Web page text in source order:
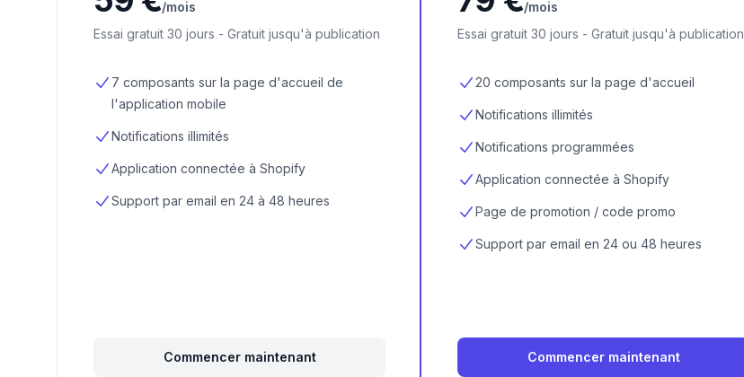
/mois
Essai gratuit 30 jours - Gratuit jusqu'à publication
7 composants sur la page d'accueil de
l'application mobile
Notifications illimités
Application connectée à Shopify
Support par email en 24 à 48 heures
Commencer maintenant
/mois
Essai gratuit 30 jours - Gratuit jusqu'à publication
20 composants sur la page d'accueil
Notifications illimités
Notifications programmées
Application connectée à Shopify
Page de promotion / code promo
Support par email en 24 ou 48 heures
Commencer maintenant